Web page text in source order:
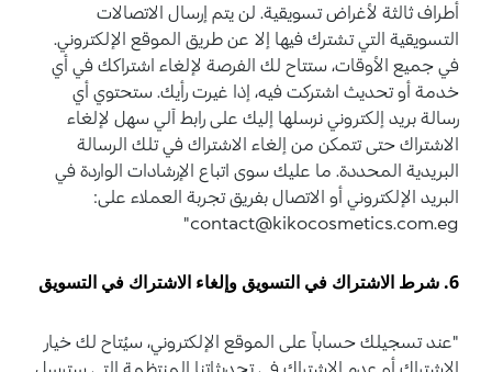
أطراف ثالثة لأغراض تسويقية. لن يتم إرسال الاتصالات
التسويقية التي تشترك فيها إلا عن طريق الموقع الإلكتروني.
في جميع الأوقات، ستتاح لك الفرصة لإلغاء اشتراكك في أي
خدمة أو تحديث اشتركت فيه، إذا غيرت رأيك. ستحتوي أي
رسالة بريد إلكتروني نرسلها إليك على رابط آلي سهل لإلغاء
الاشتراك حتى تتمكن من إلغاء الاشتراك في تلك الرسالة
البريدية المحددة. ما عليك سوى اتباع الإرشادات الواردة في
البريد الإلكتروني أو الاتصال بفريق تجربة العملاء على:
contact@kikocosmetics.com.eg"
شرط الاشتراك في التسويق وإلغاء الاشتراك في التسويق
"عند تسجيلك حساباً على الموقع الإلكتروني، سيُتاح لك خيار
الاشتراك أو عدم الاشتراك في تحديثاتنا المنتظمة التي سترسل